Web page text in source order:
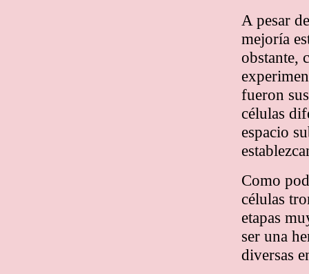
A pesar
mejoría
obstante,
fueron
células
espacio
Como
células
etapas
ser una
diversas